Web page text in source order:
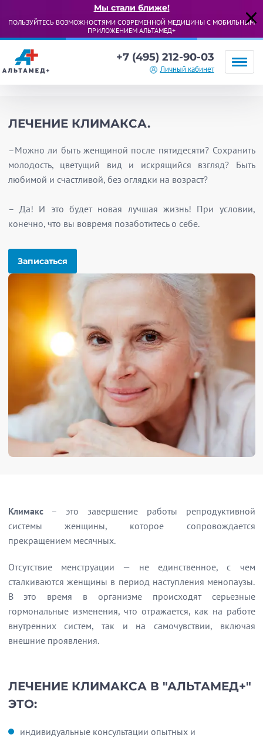
Мы стали ближе!
ПОЛЬЗУЙТЕСЬ ВОЗМОЖНОСТЯМИ СОВРЕМЕННОЙ МЕДИЦИНЫ С МОБИЛЬНЫМ
ПРИЛОЖЕНИЕМ АЛЬТАМЕД+
+7 (495) 212-90-03
Личный кабинет
ЛЕЧЕНИЕ КЛИМАКСА.
–Можно ли быть женщиной после пятидесяти? Сохранить
молодость, цветущий вид и искрящийся взгляд? Быть
любимой и счастливой, без оглядки на возраст?
– Да! И это будет новая лучшая жизнь! При условии,
конечно, что вы вовремя позаботитесь о себе.
Записаться
Климакс– это завершение работы репродуктивной
системы женщины, которое сопровождается
прекращением месячных.
Отсутствие менструации — не единственное, с чем
сталкиваются женщины в период наступления менопаузы.
В это время в организме происходят серьезные
гормональные изменения, что отражается, как на работе
внутренних систем, так и на самочувствии, включая
внешние проявления.
ЛЕЧЕНИЕ КЛИМАКСА В "АЛЬТАМЕД+"
ЭТО:
индивидуальные консультации опытных и